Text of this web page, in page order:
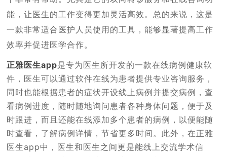
能，让医生的工作变得更加灵活高效。总的来说，这是
一款非常适合医护人员使用的工具，能够显著提高工作
效率并促进医学合作。
正雅医生app是专为医生所开发的一款在线病例健康软
件，医生可以通过软件在线为患者提供专业咨询服务，
同时也能根据患者的症状开设线上病例并提交病例，查
看病例进度，随时随地询问患者各种身体问题，便于及
时跟进，而且还能在线添加多个患者的病例，以便能随
时查看，了解病例详情，节省更多时间。此外，在正雅
医生app中，医生和医生之间更是能线上交流学术信